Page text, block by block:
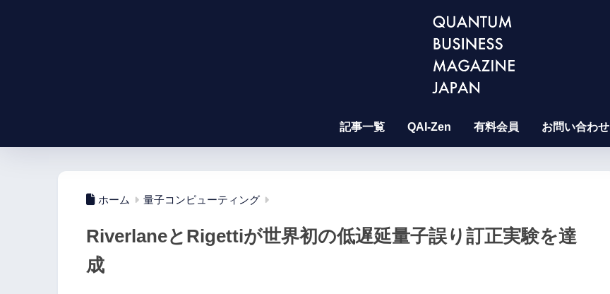
記事一覧 QAI-Zen 有料会員 お問い合わせ
ホーム 量子コンピューティング
RiverlaneとRigettiが世界初の低遅延量子誤り訂正実験を達
成